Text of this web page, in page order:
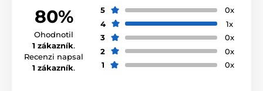
80%
Ohodnotil
1 zákazník.
Recenzi napsal
1 zákazník.
5
0x
4
1x
3
0x
2
0x
1
0x